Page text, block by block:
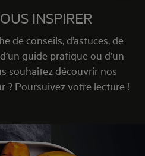
INSPIRER
de conseils, d’astuces, de
guide pratique ou d’un
souhaitez découvrir nos
? Poursuivez votre lecture !